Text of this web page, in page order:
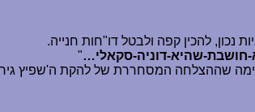
נכון, להכין קפה ולבטל דו"חות חנייה.
חושבת-שהיא-דוניה-סקאלי…
"
שההצלחה המסחררת של להקת ה'שפיץ